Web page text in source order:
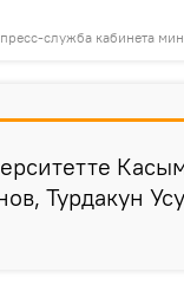
служба кабинета
Турдакун